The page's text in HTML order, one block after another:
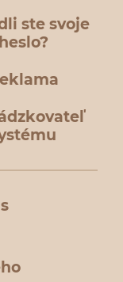
ste svoje
heslo?